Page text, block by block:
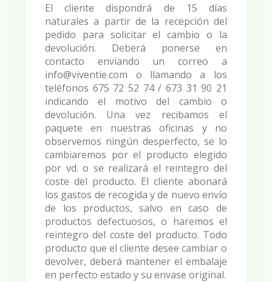
El cliente dispondrá de 15 días
naturales a partir de la recepción del
pedido para solicitar el cambio o la
devolución. Deberá ponerse en
contacto enviando un correo a
info@viventie.com o llamando a los
teléfonos 675 72 52 74 / 673 31 90 21
indicando el motivo del cambio o
devolución. Una vez recibamos el
paquete en nuestras oficinas y no
observemos ningún desperfecto, se lo
cambiaremos por el producto elegido
por vd. o se realizará el reintegro del
coste del producto. El cliente abonará
los gastos de recogida y de nuevo envío
de los productos, salvo en caso de
productos defectuosos, o haremos el
reintegro del coste del producto. Todo
producto que el cliente desee cambiar o
devolver, deberá mantener el embalaje
en perfecto estado y su envase original.